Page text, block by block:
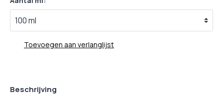
Toevoegen aan verlanglijst
Beschrijving